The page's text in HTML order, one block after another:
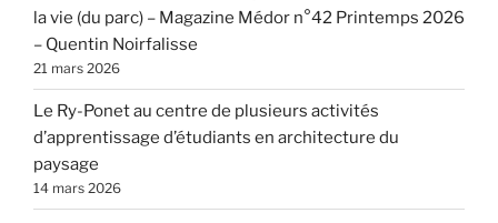
la vie (du parc) – Magazine Médor n°42 Printemps 2026
– Quentin Noirfalisse
21 mars 2026
Le Ry-Ponet au centre de plusieurs activités
d’apprentissage d’étudiants en architecture du
paysage
14 mars 2026